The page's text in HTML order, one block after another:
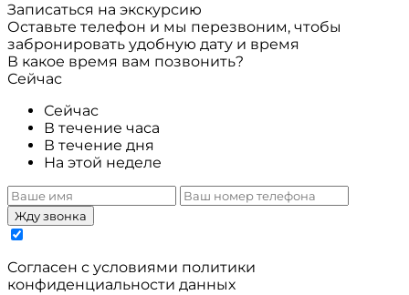
Записаться на экскурсию
Оставьте телефон и мы перезвоним, чтобы
забронировать удобную дату и время
В какое время вам позвонить?
Сейчас
Сейчас
В течение часа
В течение дня
На этой неделе
Жду звонка
Cогласен с условиями политики
конфиденциальности данных